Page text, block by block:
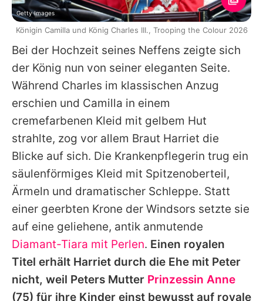
Bei der Hochzeit seines Neffens zeigte sich
der König nun von seiner eleganten Seite.
Während Charles im klassischen Anzug
erschien und Camilla in einem
cremefarbenen Kleid mit gelbem Hut
strahlte, zog vor allem Braut Harriet die
Blicke auf sich. Die Krankenpflegerin trug ein
säulenförmiges Kleid mit Spitzenoberteil,
Ärmeln und dramatischer Schleppe. Statt
einer geerbten Krone der Windsors setzte sie
auf eine geliehene, antik anmutende
Diamant-Tiara mit Perlen. Einen royalen
Titel erhält Harriet durch die Ehe mit Peter
nicht, weil Peters Mutter Prinzessin Anne
(75) für ihre Kinder einst bewusst auf royale
Getty Images
Königin Camilla und König Charles III., Trooping the Colour 2026